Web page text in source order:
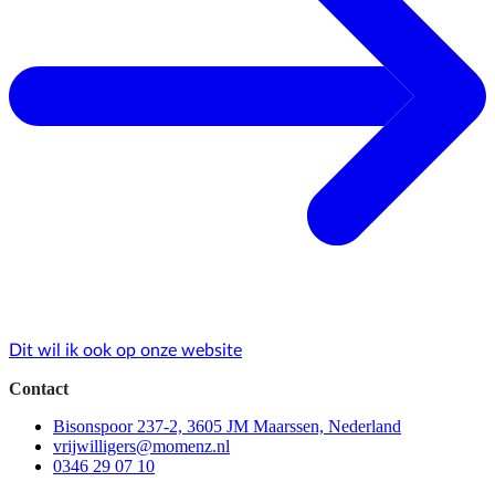
Dit wil ik ook op onze website
Contact
Bisonspoor 237-2, 3605 JM Maarssen, Nederland
vrijwilligers@momenz.nl
0346 29 07 10